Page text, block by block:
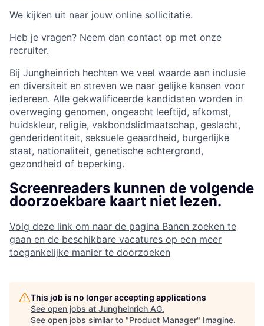
We kijken uit naar jouw online sollicitatie.
Heb je vragen? Neem dan contact op met onze
recruiter.
Bij Jungheinrich hechten we veel waarde aan inclusie
en diversiteit en streven we naar gelijke kansen voor
iedereen. Alle gekwalificeerde kandidaten worden in
overweging genomen, ongeacht leeftijd, afkomst,
huidskleur, religie, vakbondslidmaatschap, geslacht,
genderidentiteit, seksuele geaardheid, burgerlijke
staat, nationaliteit, genetische achtergrond,
gezondheid of beperking.
Screenreaders kunnen de volgende
doorzoekbare kaart niet lezen.
Volg deze link om naar de pagina Banen zoeken te
gaan en de beschikbare vacatures op een meer
toegankelijke manier te doorzoeken
This job is no longer accepting applications
See open jobs at Jungheinrich AG.
See open jobs similar to "Product Manager" Imagine.